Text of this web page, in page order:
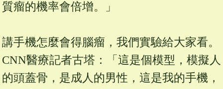
質瘤的機率會倍增。」
講手機怎麼會得腦瘤，我們實驗給大家看。
CNN醫療記者古塔：「這是個模型，模擬人
的頭蓋骨，是成人的男性，這是我的手機，